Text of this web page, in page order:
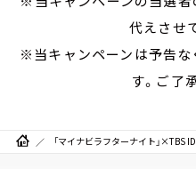
代えさせ
※当キャンペーンは予告
す。ご了
「マイナビラフターナイト」×TBS